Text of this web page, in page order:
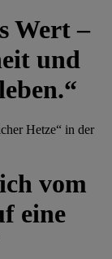
Wert –
und
Hetze“ in der
vom
eine